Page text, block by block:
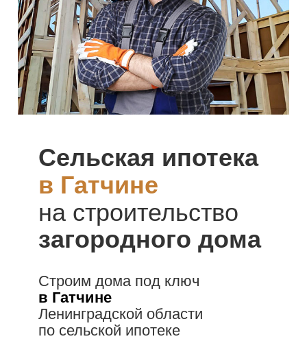
Сельская ипотека
в Гатчине
на строительство
загородного дома
Строим дома под ключ
в Гатчине
Ленинградской области
по сельской ипотеке